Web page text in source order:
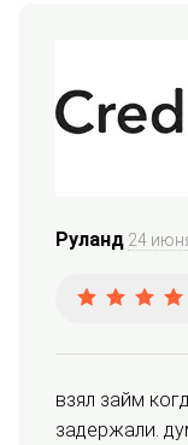
Руланд 24
взял займ
задержали.